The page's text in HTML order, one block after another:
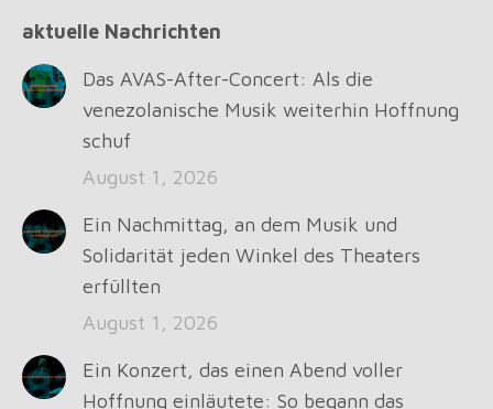
opens
in
new
window
opens
new
window
opens
new
window
opens
new
window
aktuelle Nachrichten
Das AVAS-After-Concert: Als die
venezolanische Musik weiterhin Hoffnung
schuf
August 1, 2026
Ein Nachmittag, an dem Musik und
Solidarität jeden Winkel des Theaters
erfüllten
August 1, 2026
Ein Konzert, das einen Abend voller
Hoffnung einläutete: So begann das